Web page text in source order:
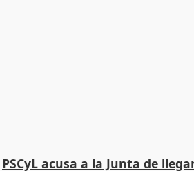
PSCyL acusa a la Junta de